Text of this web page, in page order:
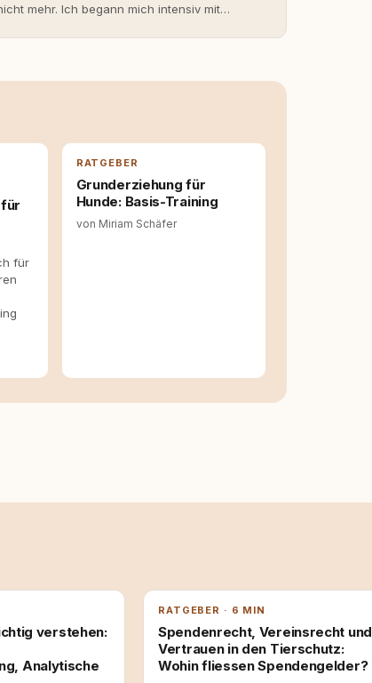
mehr. Ich begann mich intensiv mit
ersetzt – nicht umgekehrt. Aus dieser
für
RATGEBER
Grunderziehung für
Hunde: Basis-Training
von Miriam Schäfer
verstehen:
Analytische
RATGEBER · 6 MIN
Spendenrecht, Vereinsrecht und
Vertrauen in den Tierschutz:
Wohin fliessen Spendengelder?